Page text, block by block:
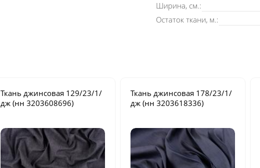
Ширина, см.:
Остаток ткани, м.:
Ткань джинсовая 129/23/1/
дж (нн 3203608696)
Ткань джинсовая 178/23/1/
дж (нн 3203618336)